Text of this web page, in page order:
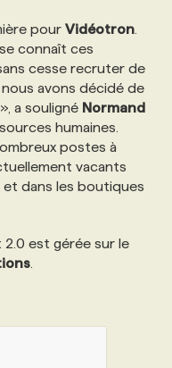
pour Vidéotron
connaît ces
cesse recruter de
avons décidé de
a souligné Normand
humaines.
postes à
vacants
dans les boutiques
est gérée sur le